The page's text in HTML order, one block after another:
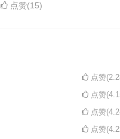
点赞(15)
点赞
点赞
点赞
点赞